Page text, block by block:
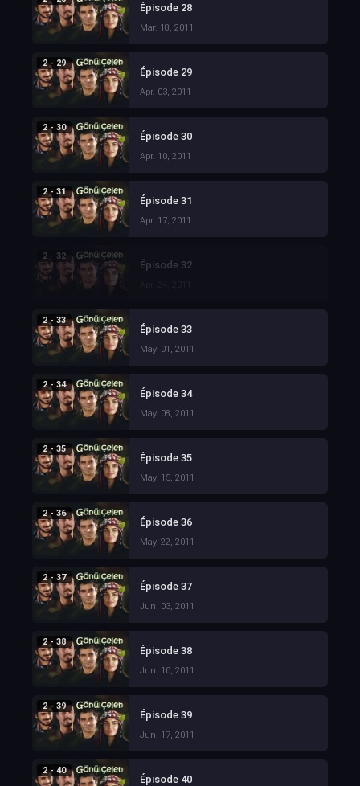
Épisode 28
Mar. 18, 2011
2 - 29
Épisode 29
Apr. 03, 2011
2 - 30
Épisode 30
Apr. 10, 2011
2 - 31
Épisode 31
Apr. 17, 2011
2 - 32
Épisode 32
2 - 33
Épisode 33
May. 01, 2011
2 - 34
Épisode 34
May. 08, 2011
2 - 35
Épisode 35
May. 15, 2011
2 - 36
Épisode 36
May. 22, 2011
2 - 37
Épisode 37
Jun. 03, 2011
2 - 38
Épisode 38
Jun. 10, 2011
2 - 39
Épisode 39
Jun. 17, 2011
2 - 40
Épisode 40